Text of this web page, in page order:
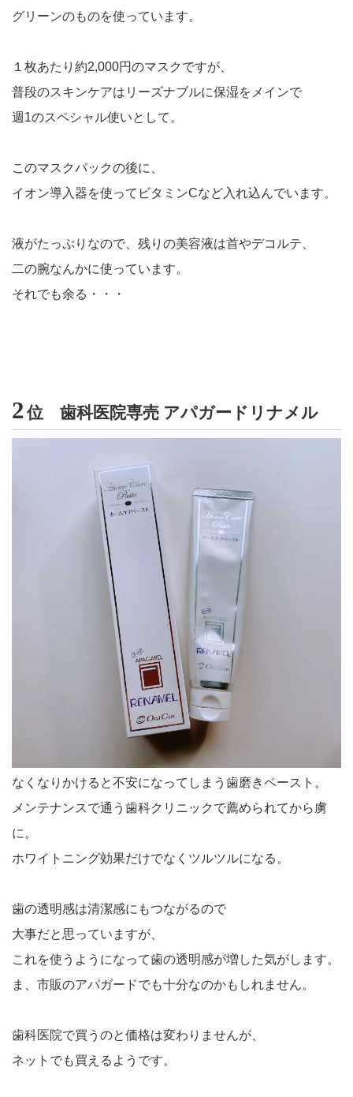
グリーンのものを使っています。
１枚あたり約2,000円のマスクですが、
普段のスキンケアはリーズナブルに保湿をメインで
週1のスペシャル使いとして。
このマスクパックの後に、
イオン導入器を使ってビタミンCなど入れ込んでいます。
液がたっぷりなので、残りの美容液は首やデコルテ、
二の腕なんかに使っています。
それでも余る・・・
2位 歯科医院専売 アパガードリナメル
なくなりかけると不安になってしまう歯磨きペースト。
メンテナンスで通う歯科クリニックで薦められてから虜
に。
ホワイトニング効果だけでなくツルツルになる。
歯の透明感は清潔感にもつながるので
大事だと思っていますが、
これを使うようになって歯の透明感が増した気がします。
ま、市販のアパガードでも十分なのかもしれません。
歯科医院で買うのと価格は変わりませんが、
ネットでも買えるようです。